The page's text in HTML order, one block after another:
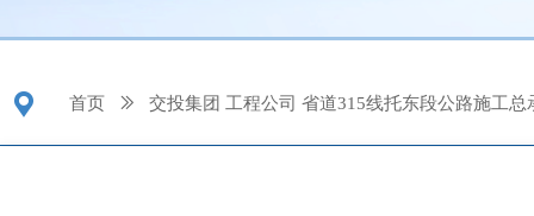
끇 首页 ꅀ 交投集团 工程公司 省道315线托东段公路施工